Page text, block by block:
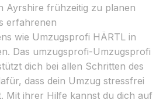
Ayrshire frühzeitig zu planen
erfahrenen
wie Umzugsprofi HÄRTL in
Das umzugsprofi-Umzugsprofi
dich bei allen Schritten des
dass dein Umzug stressfrei
Mit ihrer Hilfe kannst du dich auf